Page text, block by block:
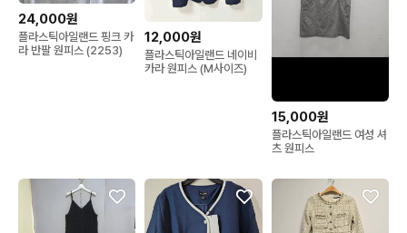
24,000원
플라스틱아일랜드 핑크 카
라 반팔 원피스 (2253)
12,000원
플라스틱아일랜드 네이비
카라 원피스 (M사이즈)
15,000원
플라스틱아일랜드 여성 셔
츠 원피스